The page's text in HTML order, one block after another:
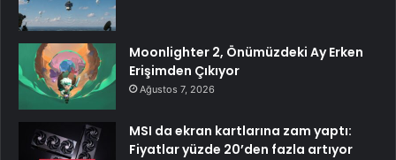
Moonlighter 2, Önümüzdeki Ay Erken
Erişimden Çıkıyor
Ağustos 7, 2026
MSI da ekran kartlarına zam yaptı:
Fiyatlar yüzde 20’den fazla artıyor